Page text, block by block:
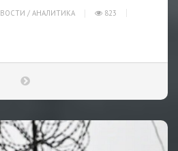
/ АНАЛИТИКА
823